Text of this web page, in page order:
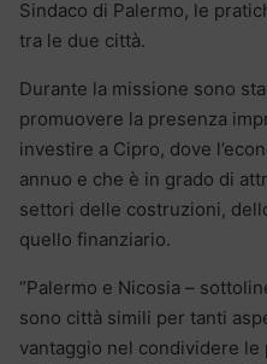
Sindaco di Palermo, le
tra le due città.
Durante la missione sono
promuovere la presenza
investire a Cipro, dove
annuo e che è in grado di
settori delle costruzioni,
quello finanziario.
“Palermo e Nicosia –
sono città simili per tanti
vantaggio nel condividere